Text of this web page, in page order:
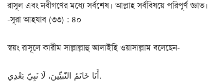
রাসূল এবং নবীগণের মধ্যে সর্বশেষ। আল্লাহ সর্ববিষয়ে পরিপূর্ণ জ্ঞাত।
-সূরা আহযাব (৩৩) : ৪০
স্বয়ং রাসূলে কারীম সাল্লাল্লাহু আলাইহি ওয়াসাল্লাম বলেছেন-
أَنَا خَاتَمُ النّبيِّينَ، لَا نَبِيّ بَعْدِي.